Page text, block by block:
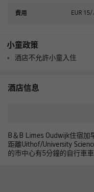
費用 EUR 15/
小童政策
酒店不允許小童入住
酒店信息
B＆B Limes Oudwijk住宿加
距離Uithof/University
的市中心有5分鐘的自行車車程。 明亮的客房裝飾有來自